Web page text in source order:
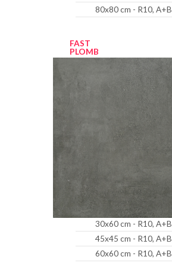
80x80 cm - R10, A+B
FAST
PLOMB
30x60 cm - R10, A+B
45x45 cm - R10, A+B
60x60 cm - R10, A+B